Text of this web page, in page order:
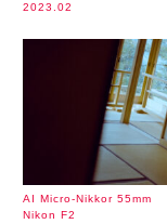
2023.02
AI Micro-Nikkor 55mm
Nikon F2